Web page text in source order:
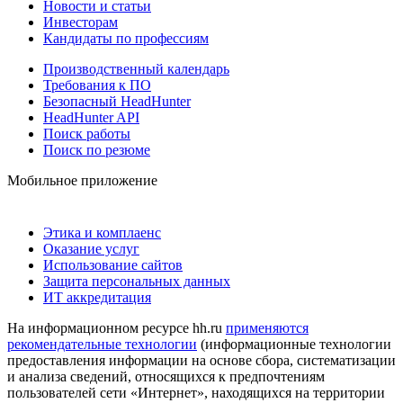
Новости и статьи
Инвесторам
Кандидаты по профессиям
Производственный календарь
Требования к ПО
Безопасный HeadHunter
HeadHunter API
Поиск работы
Поиск по резюме
Мобильное приложение
Этика и комплаенс
Оказание услуг
Использование сайтов
Защита персональных данных
ИТ аккредитация
На информационном ресурсе hh.ru применяются
рекомендательные технологии (информационные технологии
предоставления информации на основе сбора, систематизации
и анализа сведений, относящихся к предпочтениям
пользователей сети «Интернет», находящихся на территории